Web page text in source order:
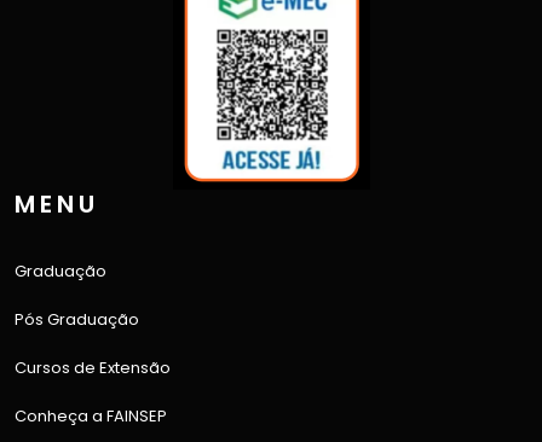
MENU
Graduação
Pós Graduação
Cursos de Extensão
Conheça a FAINSEP